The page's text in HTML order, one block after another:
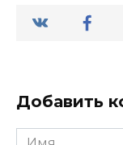
Добавить
Имя